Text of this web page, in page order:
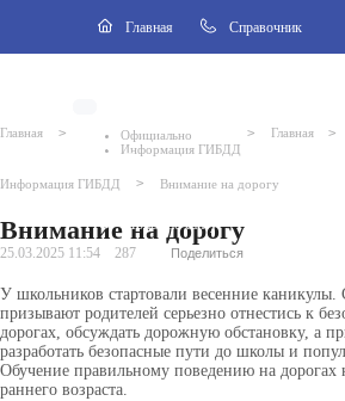
Главная Cправочник
Версия для слабовидящих
Поиск по сайту
Главная >
Официально
Информация ГИБДД
> Главная >
Информация ГИБДД > Внимание на дорогу
Внимание на дорогу
25.03.2025 11:54 287 Поделиться
У школьников стартовали весенние
призывают родителей серьезно отнестись к
дорогах, обсуждать дорожную обстановку, а
разработать безопасные пути до школы и
Обучение правильному поведению на дорогах
раннего возраста.